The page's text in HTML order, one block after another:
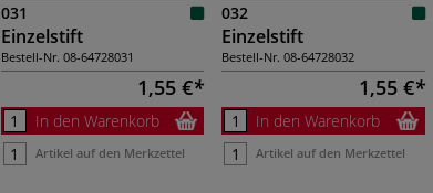
031
Einzelstift
Bestell-Nr. 08-64728031
1,55 €
In den Warenkorb
Artikel auf den Merkzettel
032
Einzelstift
Bestell-Nr. 08-64728032
1,55 €
In den Warenkorb
Artikel auf den Merkzettel